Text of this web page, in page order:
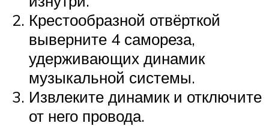
Крестообразной отвёрткой
выверните 4 самореза,
удерживающих динамик
музыкальной системы.
Извлеките динамик и отключите
от него провода.